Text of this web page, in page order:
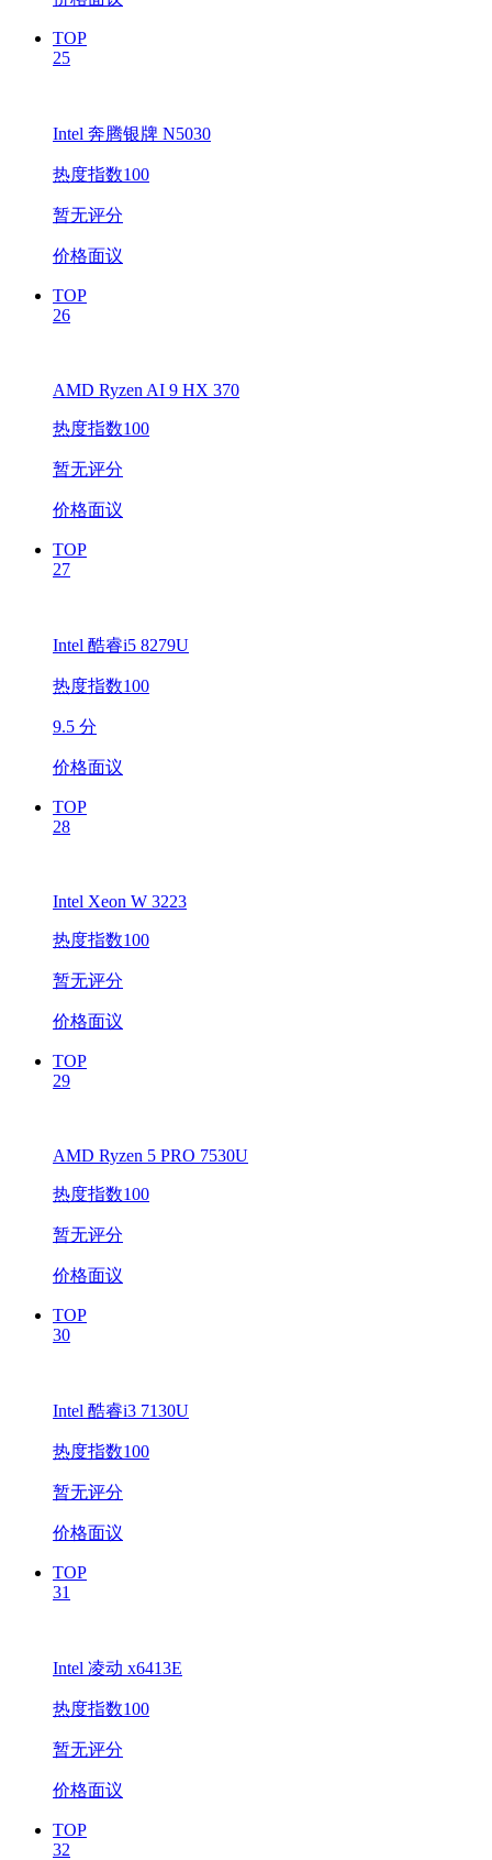
TOP
25
Intel 奔腾银牌 N5030
热度指数100
暂无评分
价格面议
TOP
26
AMD Ryzen AI 9 HX 370
热度指数100
暂无评分
价格面议
TOP
27
Intel 酷睿i5 8279U
热度指数100
9.5 分
价格面议
TOP
28
Intel Xeon W 3223
热度指数100
暂无评分
价格面议
TOP
29
AMD Ryzen 5 PRO 7530U
热度指数100
暂无评分
价格面议
TOP
30
Intel 酷睿i3 7130U
热度指数100
暂无评分
价格面议
TOP
31
Intel 凌动 x6413E
热度指数100
暂无评分
价格面议
TOP
32